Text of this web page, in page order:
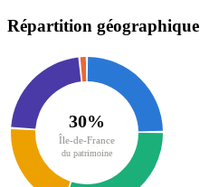
Répartition géographique
30%
Île-de-France
du patrimoine